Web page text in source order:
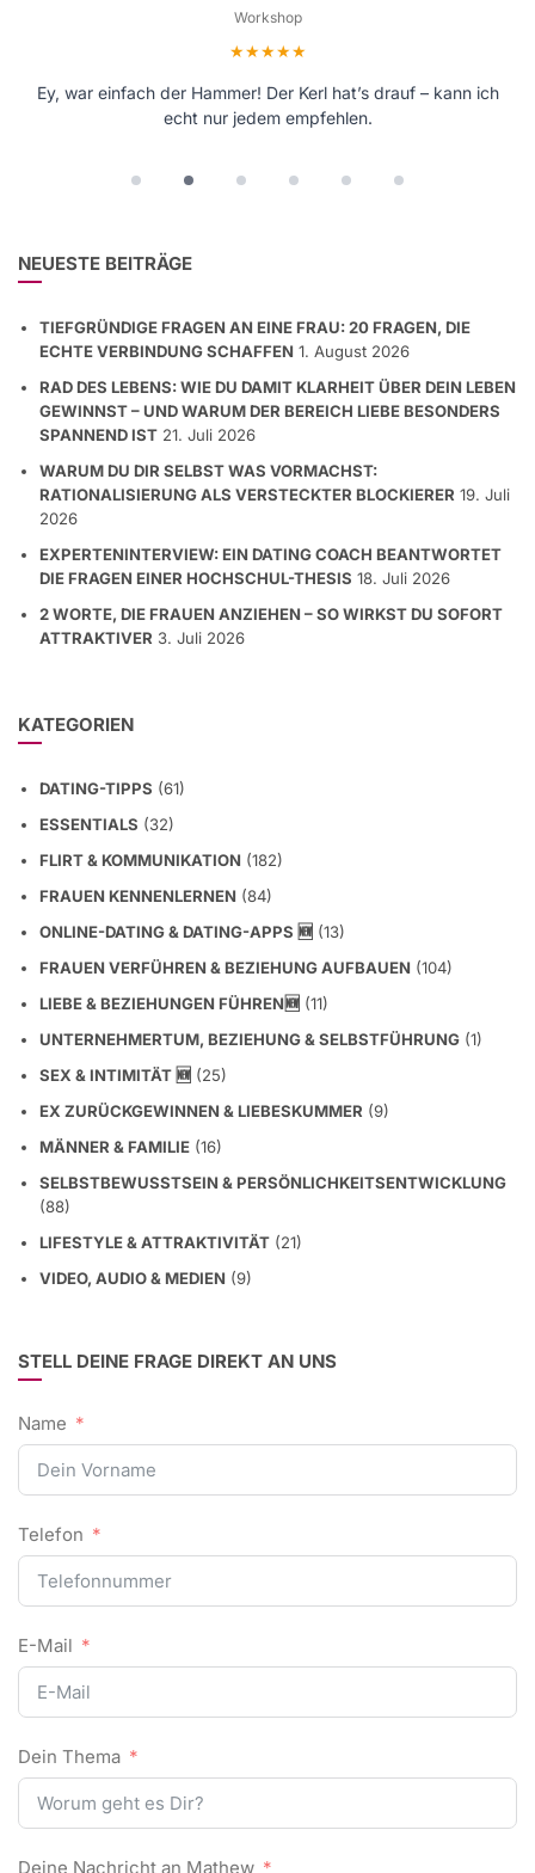
Workshop
Bewertung: 5 von 5 Sternen
Ey, war einfach der Hammer! Der Kerl hat’s drauf – kann ich
echt nur jedem empfehlen.
NEUESTE BEITRÄGE
TIEFGRÜNDIGE FRAGEN AN EINE FRAU: 20 FRAGEN, DIE
ECHTE VERBINDUNG SCHAFFEN 1. August 2026
RAD DES LEBENS: WIE DU DAMIT KLARHEIT ÜBER DEIN LEBEN
GEWINNST – UND WARUM DER BEREICH LIEBE BESONDERS
SPANNEND IST 21. Juli 2026
WARUM DU DIR SELBST WAS VORMACHST:
RATIONALISIERUNG ALS VERSTECKTER BLOCKIERER 19. Juli
2026
EXPERTENINTERVIEW: EIN DATING COACH BEANTWORTET
DIE FRAGEN EINER HOCHSCHUL-THESIS 18. Juli 2026
2 WORTE, DIE FRAUEN ANZIEHEN – SO WIRKST DU SOFORT
ATTRAKTIVER 3. Juli 2026
KATEGORIEN
DATING-TIPPS (61)
ESSENTIALS (32)
FLIRT & KOMMUNIKATION (182)
FRAUEN KENNENLERNEN (84)
ONLINE-DATING & DATING-APPS 🆕 (13)
FRAUEN VERFÜHREN & BEZIEHUNG AUFBAUEN (104)
LIEBE & BEZIEHUNGEN FÜHREN🆕 (11)
UNTERNEHMERTUM, BEZIEHUNG & SELBSTFÜHRUNG (1)
SEX & INTIMITÄT 🆕 (25)
EX ZURÜCKGEWINNEN & LIEBESKUMMER (9)
MÄNNER & FAMILIE (16)
SELBSTBEWUSSTSEIN & PERSÖNLICHKEITSENTWICKLUNG
(88)
LIFESTYLE & ATTRAKTIVITÄT (21)
VIDEO, AUDIO & MEDIEN (9)
STELL DEINE FRAGE DIREKT AN UNS
Name
Telefon
E-Mail
Dein Thema
Deine Nachricht an Mathew